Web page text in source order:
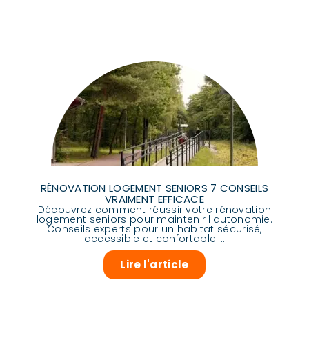
RÉNOVATION LOGEMENT SENIORS 7 CONSEILS
VRAIMENT EFFICACE
Découvrez comment réussir votre rénovation
logement seniors pour maintenir l'autonomie.
Conseils experts pour un habitat sécurisé,
accessible et confortable....
Lire l'article